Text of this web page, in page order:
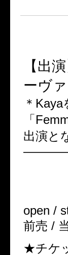
【出
ーヴ
＊
「
出演と
open /
前売 /
★チケ